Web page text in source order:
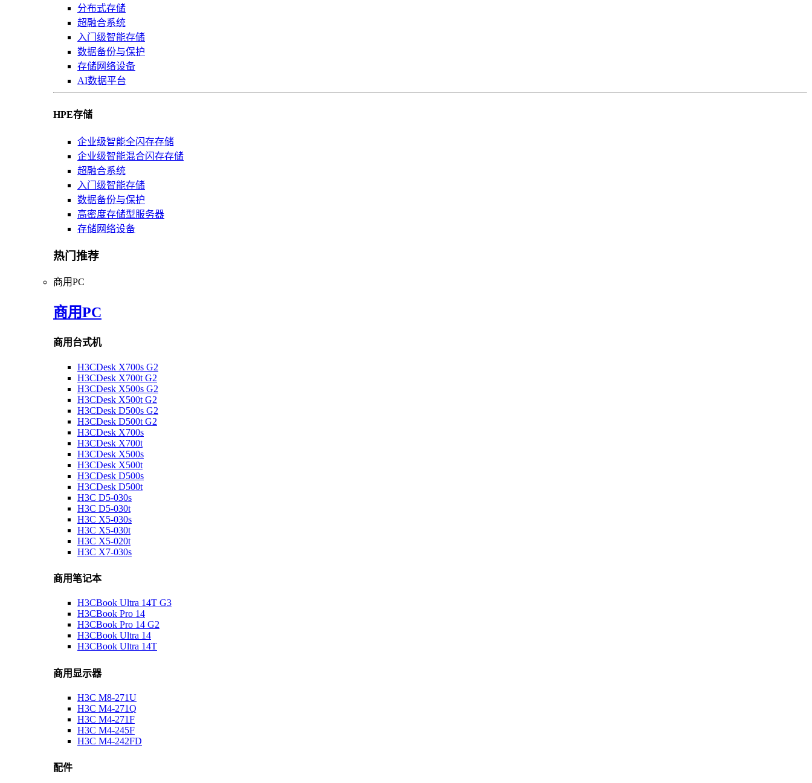
分布式存储
超融合系统
入门级智能存储
数据备份与保护
存储网络设备
AI数据平台
HPE存储
企业级智能全闪存存储
企业级智能混合闪存存储
超融合系统
入门级智能存储
数据备份与保护
高密度存储型服务器
存储网络设备
热门推荐
商用PC
商用PC
商用台式机
H3CDesk X700s G2
H3CDesk X700t G2
H3CDesk X500s G2
H3CDesk X500t G2
H3CDesk D500s G2
H3CDesk D500t G2
H3CDesk X700s
H3CDesk X700t
H3CDesk X500s
H3CDesk X500t
H3CDesk D500s
H3CDesk D500t
H3C D5-030s
H3C D5-030t
H3C X5-030s
H3C X5-030t
H3C X5-020t
H3C X7-030s
商用笔记本
H3CBook Ultra 14T G3
H3CBook Pro 14
H3CBook Pro 14 G2
H3CBook Ultra 14
H3CBook Ultra 14T
商用显示器
H3C M8-271U
H3C M4-271Q
H3C M4-271F
H3C M4-245F
H3C M4-242FD
配件